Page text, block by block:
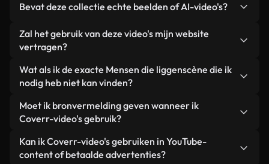
Bevat deze collectie echte beelden of AI-video's?
Beide. Dit is een hybride bibliotheek die bestaat
uit echte, door mensen gefilmde beelden van
gegenereerde video's. Elke video is duidelijk
gelabeld, zodat je altijd weet wat je gebruikt.
Zal het gebruik van deze video's mijn website
vertragen?
Niet als u voor onze geoptimaliseerde versies
kiest. Wij bieden lichtgewicht, webklare formaten
achtergrond. Zo blijft de kwaliteit hoog, worden de
laadtijden geminimaliseerd en worden
statistieken zoals LCP verbeterd.
Wat als ik de exacte Mensen die liggenscène die ik
nodig heb niet kan vinden?
Met Coverr AI Studio maak je direct een video.
Beschrijf de scène – bijvoorbeeld "Mensen die
genereert binnen enkele seconden een
gepersonaliseerde video die voldoet aan onze
Moet ik bronvermelding geven wanneer ik
Coverr-video's gebruik?
Naamsvermelding is niet vereist. Alle video's in
onze stockbibliotheek zijn royaltyvrij en kunnen
Kan ik Coverr-video's gebruiken in YouTube-
content of betaalde advertenties?